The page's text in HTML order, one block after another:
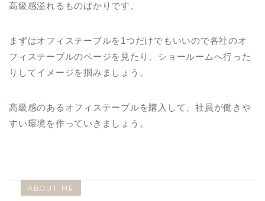
高級感溢れるものばかりです。
まずはオフィステーブルを1つだけでもいいので各社のオ
フィステーブルのページを見たり、ショールームへ行った
りしてイメージを掴みましょう。
高級感のあるオフィステーブルを購入して、社員が働きや
すい環境を作っていきましょう。
ABOUT ME